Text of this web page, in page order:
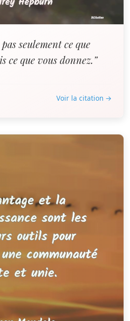
seulement ce que
ce que vous donnez.”
Voir la citation →